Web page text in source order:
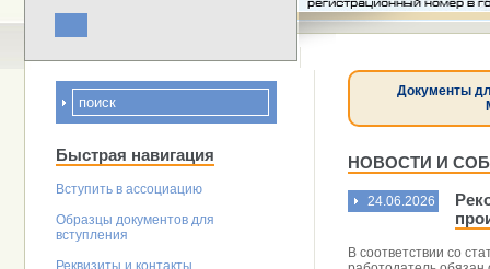
Быстрая навигация
Вступить в ассоциацию
Образцы документов для
вступления
Реквизиты и контакты
Документы
НОВОСТИ И
24.06.2026
В соответствии со